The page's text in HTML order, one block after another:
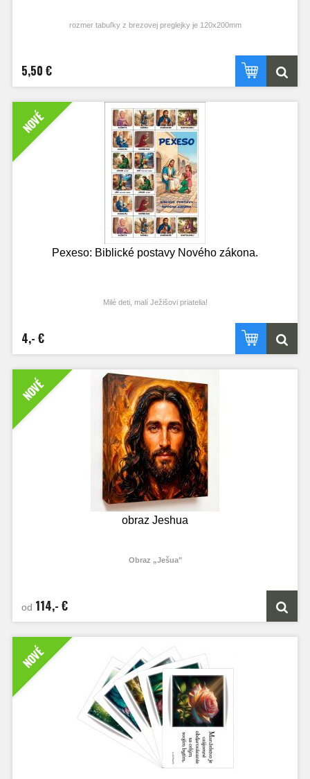
rozmer tabuľky z brezovej preglejky je 120x200mm
5,50 €
NOVÉ
Pexeso: Biblické postavy Nového zákona.
Milé deti, malí Ježišovi priatelia!
Nový zákon nám odkrýva úžasnú pravdu o tom, ako Láska prišla na svet v
podobe Pána Ježiša a kto všetko mal tú česť stretnúť sa s Ním. Tieto obrázky
sú ako malé okná, cez ktoré sa môžete s týmito ľuďmi zoznámiť aj vy.
Bartimeja, ktorý vďaka viere spoznal Ježiša a bol uzdravený. Je tu aj colník
Matúš, ktorý bez váhania zanechal svoje bohatstvo, len aby mohol kráčať za
chudobným Majstrom z Nazareta. Uvidíte tu však aj vážnu tvár Piláta, ktorý si
radšej umyl ruky, než by urobil to, čo bolo správne, či Judáša, ktorého smutný
príbeh nám pripomína, aké dôležité je chrániť si srdiečko a ostať Ježišovi verný.
Spoznávajte ich životy, inšpirujte sa ich príkladom a snažte sa byť aj vy takými
vernými a odvážnymi kamarátmi Ježiša, ako boli tí, ktorí Ho milovali, a doprajte
radosť aj svojim blízkym. Nech tieto kartičky nie sú len zábavou na chvíľu, ale
cestou k hlbšej viere, aby ste pri ich spoznávaní zažili veľa Božej milosti a
úprimnej radosti!
Prajeme vám veľa radosti pri tejto hre.
4,- €
NOVÉ
obraz Jeshua
Obraz „Ješua"
týmto pôsobivým umeleckým dielom. Obraz „Ješua“ nie je len obyčajným
Portrét zachytáva tvár s láskavým a prenikavým pohľadom, z ktorého vyžaruje
hlboká múdrosť a súcit. Umelecké spracovanie stavia na podmanivej práci so
svetlom, ktoré akoby sálalo priamo z vnútra postavy. Expresívne, bohato
štruktúrované ťahy štetcom dodávajú dielu dynamiku, zatiaľ čo zlatisté a zemité
tóny vytvárajú okolo tváre žiaru majestátnosti a ticha.
od 114,- €
NOVÉ